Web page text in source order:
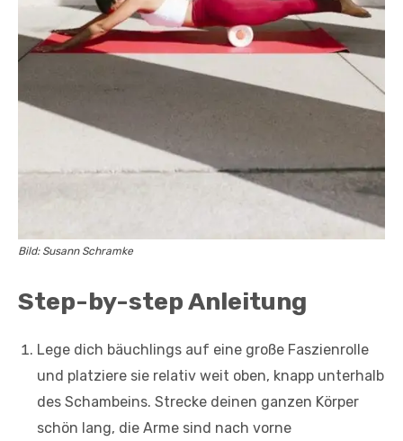
Bild: Susann Schramke
Step-by-step Anleitung
Lege dich bäuchlings auf eine große Faszienrolle
und platziere sie relativ weit oben, knapp unterhalb
des Schambeins. Strecke deinen ganzen Körper
schön lang, die Arme sind nach vorne